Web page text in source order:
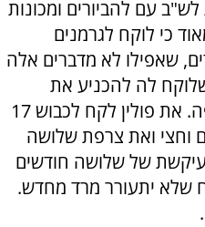
עם להביורים ומכונות
כי לוקח לגרמנים
שאפילו לא מדברים אלה
לה להכניע את
המעצמות הגדולות של אירופה. את פולין לקח לכבוש 17
וחצי ואת צרפת שלושה
של שלושה חודשים
שלא יתעורר מרד מחדש.